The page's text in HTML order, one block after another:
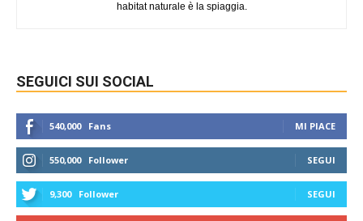
habitat naturale è la spiaggia.
SEGUICI SUI SOCIAL
540,000 Fans MI PIACE
550,000 Follower SEGUI
9,300 Follower SEGUI